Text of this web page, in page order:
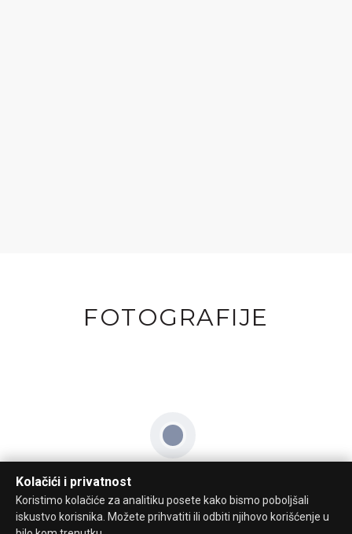
FOTOGRAFIJE
Kolačići i privatnost
Koristimo kolačiće za analitiku posete kako bismo poboljšali
iskustvo korisnika. Možete prihvatiti ili odbiti njihovo korišćenje u